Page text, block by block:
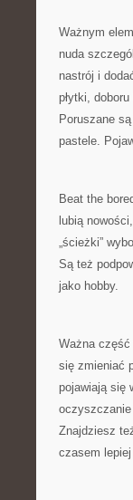
Ważnym
nuda
nastrój i
płytki,
Poruszane
pastele.
Beat the
lubią
„ścieżki”
Są też
jako hobby.
Ważna
się zmieniać
pojawiają się
Znajdziesz
czasem